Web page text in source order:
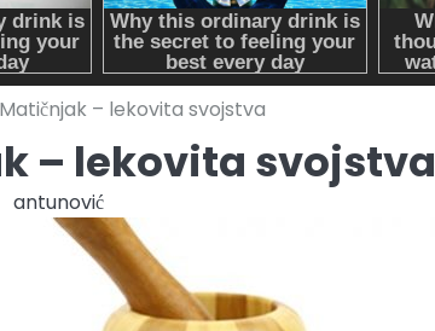
Matičnjak – lekovita svojstva
– lekovita svojstva
antunović